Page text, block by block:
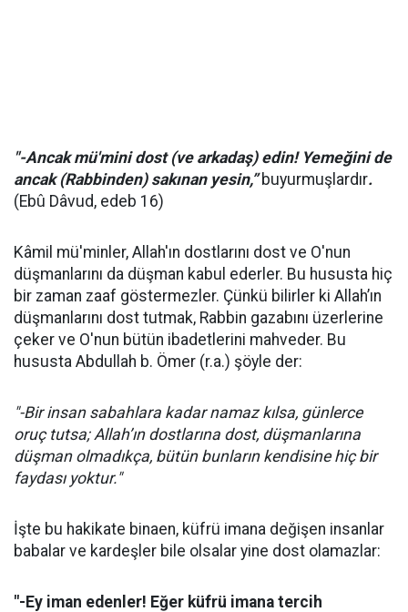
"-Ancak mü'mini dost (ve arkadaş) edin! Yemeğini de
ancak (Rabbinden) sakınan yesin,”buyurmuşlardır.
(Ebû Dâvud, edeb 16)
Kâmil mü'minler, Allah'ın dostlarını dost ve O'nun
düşmanlarını da düşman kabul ederler. Bu hususta hiç
bir zaman zaaf göstermezler. Çünkü bilirler ki Allah’ın
düşmanlarını dost tutmak, Rabbin gazabını üzerlerine
çeker ve O'nun bütün ibadetlerini mahveder. Bu
hususta Abdullah b. Ömer (r.a.) şöyle der:
"-Bir insan sabahlara kadar namaz kılsa, günlerce
oruç tutsa; Allah’ın dostlarına dost, düşmanlarına
düşman olmadıkça, bütün bunların kendisine hiç bir
faydası yoktur."
İşte bu hakikate binaen, küfrü imana değişen insanlar
babalar ve kardeşler bile olsalar yine dost olamazlar:
"-Ey iman edenler! Eğer küfrü imana tercih